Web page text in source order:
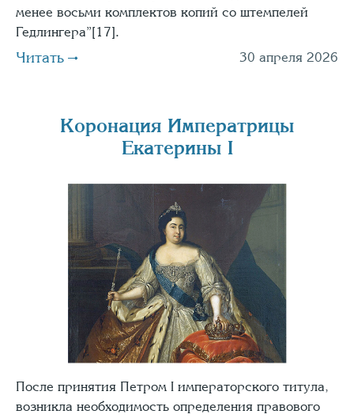
менее восьми ком­плектов копий со штемпелей
Гедлингера”[17].
Читать 30 апреля 2026
Коронация Императрицы
Екатерины I
После принятия Петром I императорского титула,
возникла необходимость определения правового